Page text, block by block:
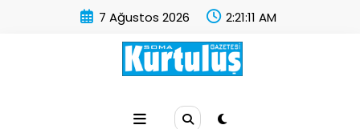
7 Ağustos 2026 2:21:12 AM